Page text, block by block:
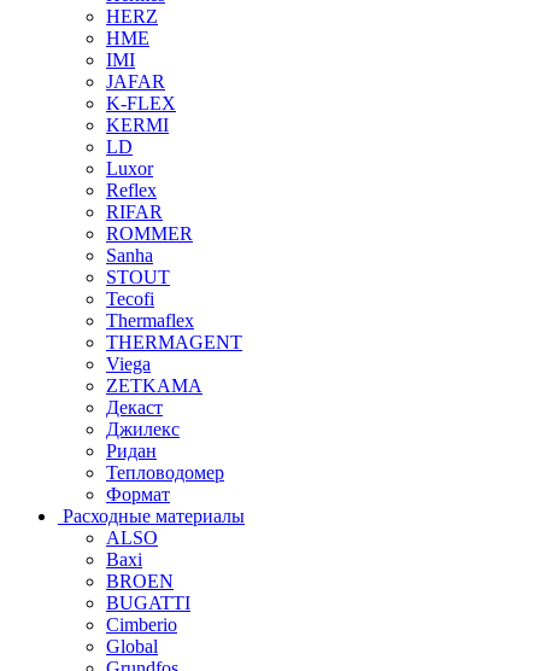
HERZ
HME
IMI
JAFAR
K-FLEX
KERMI
LD
Luxor
Reflex
RIFAR
ROMMER
Sanha
STOUT
Tecofi
Thermaflex
THERMAGENT
Viega
ZETKAMA
Декаст
Джилекс
Ридан
Тепловодомер
Формат
Расходные материалы
ALSO
Baxi
BROEN
BUGATTI
Cimberio
Global